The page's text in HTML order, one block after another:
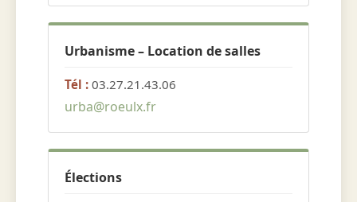
Urbanisme – Location de salles
Tél : 03.27.21.43.06
urba@roeulx.fr
Élections